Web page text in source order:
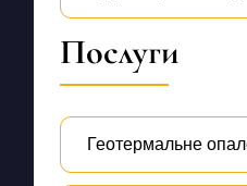
Послуги
Геотермальне